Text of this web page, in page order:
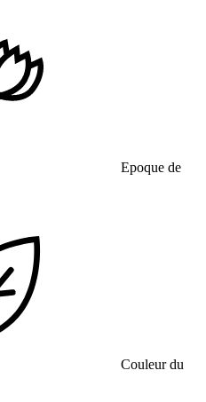
Epoque de
Couleur du